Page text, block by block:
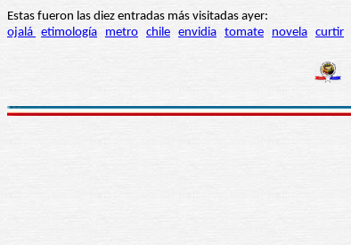
Estas fueron las diez entradas más visitadas ayer:
ojalá etimología metro chile envidia tomate novela curtir